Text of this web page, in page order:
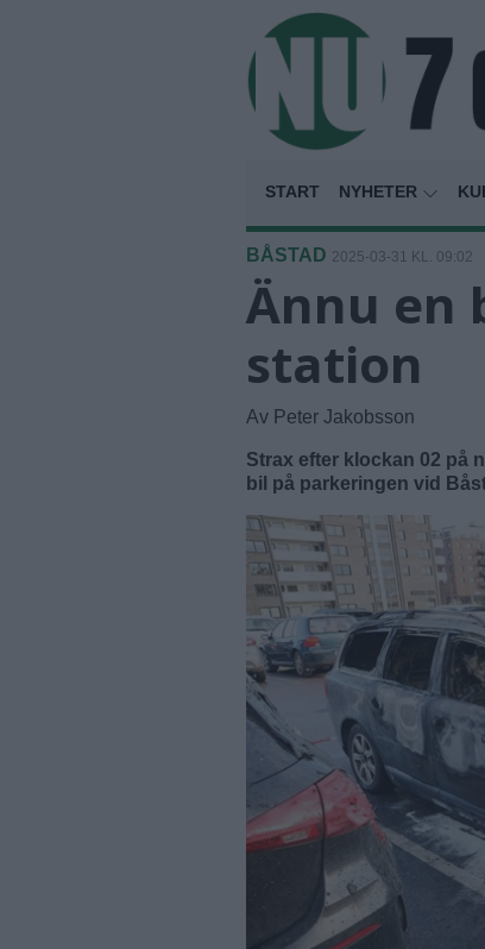
START NYHETER
BÅSTAD 2025-03-31 KL. 09:02
Ännu en
station
Av Peter Jakobsson
Strax efter klockan 02 på
bil på parkeringen vid